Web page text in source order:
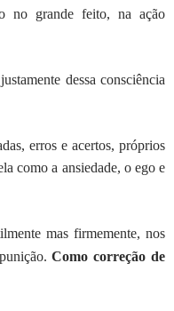
no grande feito, na ação
dessa consciência
erros e acertos, próprios
como a ansiedade, o ego e
mas firmemente, nos
Como correção de